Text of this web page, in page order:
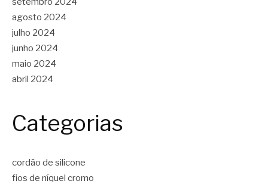
agosto 2024
julho 2024
junho 2024
maio 2024
abril 2024
Categorias
cordão de silicone
fios de níquel cromo